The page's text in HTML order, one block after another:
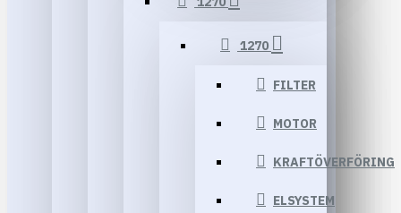
1270
FILTER
MOTOR
KRAFTÖVERFÖRING
ELSYSTEM